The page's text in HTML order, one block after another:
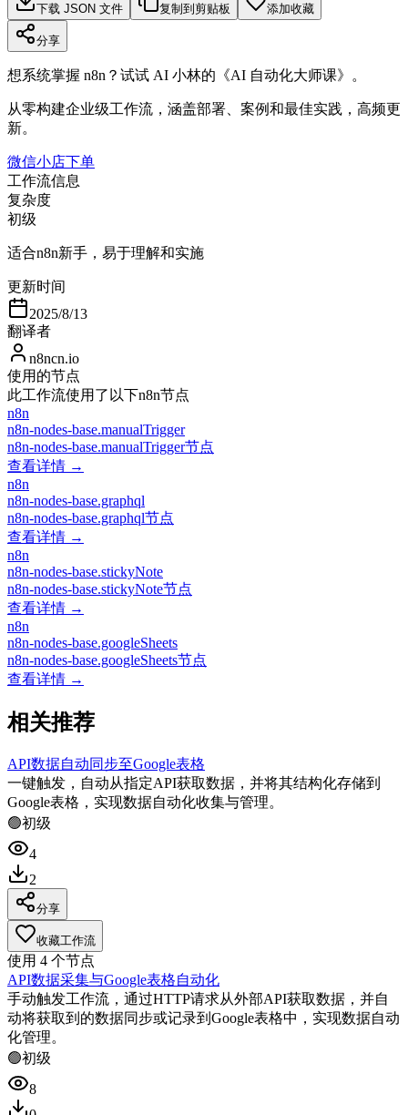
下载 JSON 文件 复制到剪贴板 添加收藏
分享
想系统掌握 n8n？试试 AI 小林的《AI 自动化大师课》。
从零构建企业级工作流，涵盖部署、案例和最佳实践，高频更
新。
微信小店下单
工作流信息
复杂度
初级
适合n8n新手，易于理解和实施
更新时间
2025/8/13
翻译者
n8ncn.io
使用的节点
此工作流使用了以下n8n节点
n8n
n8n-nodes-base.manualTrigger
n8n-nodes-base.manualTrigger节点
查看详情 →
n8n
n8n-nodes-base.graphql
n8n-nodes-base.graphql节点
查看详情 →
n8n
n8n-nodes-base.stickyNote
n8n-nodes-base.stickyNote节点
查看详情 →
n8n
n8n-nodes-base.googleSheets
n8n-nodes-base.googleSheets节点
查看详情 →
相关推荐
API数据自动同步至Google表格
一键触发，自动从指定API获取数据，并将其结构化存储到
Google表格，实现数据自动化收集与管理。
🟢初级
4
2
分享
收藏工作流
使用 4 个节点
API数据采集与Google表格自动化
手动触发工作流，通过HTTP请求从外部API获取数据，并自
动将获取到的数据同步或记录到Google表格中，实现数据自动
化管理。
🟢初级
8